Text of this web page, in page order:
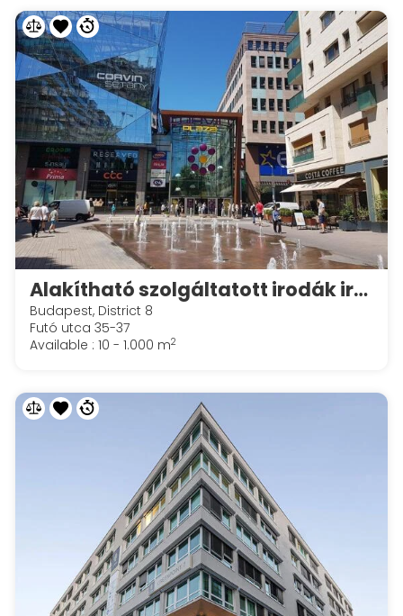
Alakítható szolgáltatott irodák irodák a Spaces Corvin Towersben
Budapest, District 8
Futó utca 35-37
Available : 10 - 1.000 m2